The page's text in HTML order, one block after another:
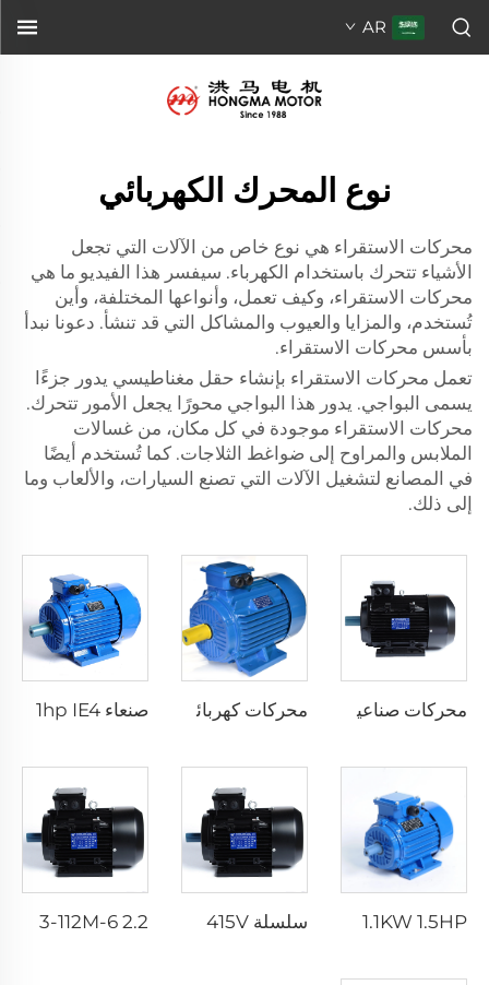
AR
نوع المحرك الكهربائي
محركات الاستقراء هي نوع خاص من الآلات التي تجعل
الأشياء تتحرك باستخدام الكهرباء. سيفسر هذا الفيديو ما هي
محركات الاستقراء، وكيف تعمل، وأنواعها المختلفة، وأين
تُستخدم، والمزايا والعيوب والمشاكل التي قد تنشأ. دعونا نبدأ
بأسس محركات الاستقراء.
تعمل محركات الاستقراء بإنشاء حقل مغناطيسي يدور جزءًا
يسمى البواجي. يدور هذا البواجي محورًا يجعل الأمور تتحرك.
محركات الاستقراء موجودة في كل مكان، من غسالات
الملابس والمراوح إلى ضواغط الثلاجات. كما تُستخدم أيضًا
في المصانع لتشغيل الآلات التي تصنع السيارات، والألعاب وما
إلى ذلك.
محركات صناعية ثلاثية الطور تعمل بنظام AC Induction بقوة تتراوح بين 0.09kw و200kw وتصنيف جهد يتراوح بين 380V و660V. محركات كهربائية غير متزامنة AC بقوة 10 حصان و20 حصان و30 حصان و40 حصان و50 حصان و60 حصان و100 حصان، تعمل بجهد 380V ومزودة بتقنية المحرك الثلاثي الطور ذو القطبين لاستخدامها في طحن الذرة. صنعاء YE4-80M1-4 0.75kw 1hp IE4 ثلاثي الأطوار غير المتزامن الصناعي محرك كهربائي بالمغناطيسية المتناوبة مصنع محركات كهربائية ثلاثية الأطوار
YE3-112M-6 2.2 كيلوواط 6 أقطاب 3 حصان 50 هرتز 60 هرتز 110 فولت 220 فولت 380-420 فولت 440-480 فولت مصنع محركات كهربائية متعددة الأطوار غير المتزامنة AC